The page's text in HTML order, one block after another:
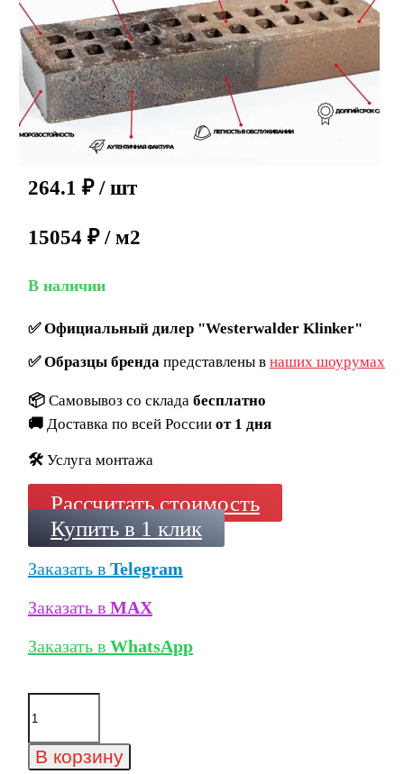
264.1 ₽ / шт
15054 ₽ / м2
В наличии
✅Официальный дилер "Westerwalder Klinker"
✅Образцы брендапредставлены в наших шоурумах
📦 Самовывоз со склада бесплатно
🚚 Доставка по всей России от 1 дня
🛠️ Услуга монтажа
Рассчитать стоимость
Купить в 1 клик
Заказать в Telegram
Заказать в MAX
Заказать в WhatsApp
Количество
товара
ручной
формовки
В корзину